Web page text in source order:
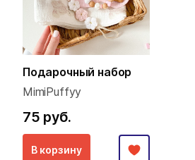
Подарочный набор
MimiPuffyy
75 руб.
В корзину